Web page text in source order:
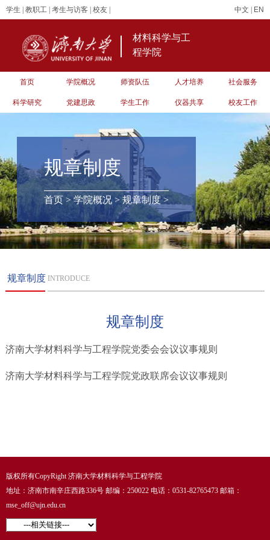
学生 教职工 考生与访客 校友 中文 EN
材料科学与工
程学院
首页 学院概况 师资队伍 人才培养 社会服务
科学研究 党建思政 学生工作 仪器共享 校友工作
规章制度
首页 >学院概况 >规章制度>
规章制度 INTRODUCE
规章制度
济南大学材料科学与工程学院党委会会议议事规则
济南大学材料科学与工程学院党政联席会议议事规则
版权所有CopyRight 济南大学材料科学与工程学院
地址：济南市南辛庄西路336号 邮编：250022 电话：0531-82765473 邮箱：
mse_off@ujn.edu.cn